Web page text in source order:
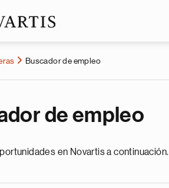
Buscador de empleo
de empleo
en Novartis a continuación.